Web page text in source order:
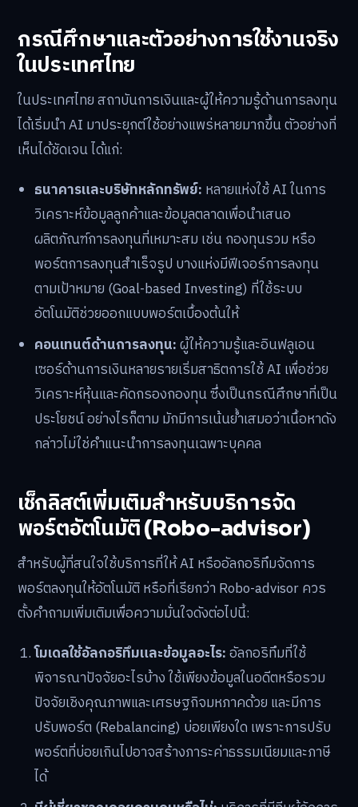
กรณีศึกษาและตัวอย่างการใช้งานจริง
ในประเทศไทย
ในประเทศไทย สถาบันการเงินและผู้ให้ความรู้ด้านการลงทุน
ได้เริ่มนำ AI มาประยุกต์ใช้อย่างแพร่หลายมากขึ้น ตัวอย่างที่
เห็นได้ชัดเจน ได้แก่:
ธนาคารและบริษัทหลักทรัพย์: หลายแห่งใช้ AI ในการ
วิเคราะห์ข้อมูลลูกค้าและข้อมูลตลาดเพื่อนำเสนอ
ผลิตภัณฑ์การลงทุนที่เหมาะสม เช่น กองทุนรวม หรือ
พอร์ตการลงทุนสำเร็จรูป บางแห่งมีฟีเจอร์การลงทุน
ตามเป้าหมาย (Goal-based Investing) ที่ใช้ระบบ
อัตโนมัติช่วยออกแบบพอร์ตเบื้องต้นให้
คอนเทนต์ด้านการลงทุน:ผู้ให้ความรู้และอินฟลูเอน
เซอร์ด้านการเงินหลายรายเริ่มสาธิตการใช้ AI เพื่อช่วย
วิเคราะห์หุ้นและคัดกรองกองทุน ซึ่งเป็นกรณีศึกษาที่เป็น
ประโยชน์ อย่างไรก็ตาม มักมีการเน้นย้ำเสมอว่าเนื้อหาดัง
กล่าวไม่ใช่คำแนะนำการลงทุนเฉพาะบุคคล
เช็กลิสต์เพิ่มเติมสำหรับบริการจัด
พอร์ตอัตโนมัติ (Robo-advisor)
สำหรับผู้ที่สนใจใช้บริการที่ให้ AI หรืออัลกอริทึมจัดการ
พอร์ตลงทุนให้อัตโนมัติ หรือที่เรียกว่า Robo-advisor ควร
ตั้งคำถามเพิ่มเติมเพื่อความมั่นใจดังต่อไปนี้:
โมเดลใช้อัลกอริทึมและข้อมูลอะไร:อัลกอริทึมที่ใช้
พิจารณาปัจจัยอะไรบ้าง ใช้เพียงข้อมูลในอดีตหรือรวม
ปัจจัยเชิงคุณภาพและเศรษฐกิจมหภาคด้วย และมีการ
ปรับพอร์ต (Rebalancing) บ่อยเพียงใด เพราะการปรับ
พอร์ตที่บ่อยเกินไปอาจสร้างภาระค่าธรรมเนียมและภาษี
ได้